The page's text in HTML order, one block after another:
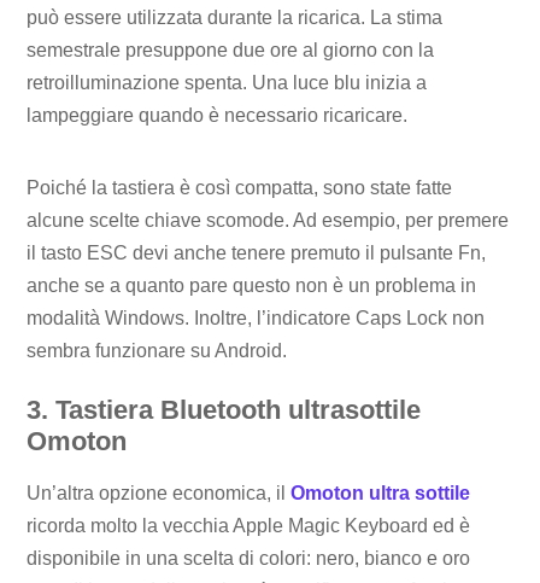
può essere utilizzata durante la ricarica. La stima
semestrale presuppone due ore al giorno con la
retroilluminazione spenta. Una luce blu inizia a
lampeggiare quando è necessario ricaricare.
Poiché la tastiera è così compatta, sono state fatte
alcune scelte chiave scomode. Ad esempio, per premere
il tasto ESC devi anche tenere premuto il pulsante Fn,
anche se a quanto pare questo non è un problema in
modalità Windows. Inoltre, l’indicatore Caps Lock non
sembra funzionare su Android.
3. Tastiera Bluetooth ultrasottile
Omoton
Un’altra opzione economica, ilOmoton ultra sottile
ricorda molto la vecchia Apple Magic Keyboard ed è
disponibile in una scelta di colori: nero, bianco e oro